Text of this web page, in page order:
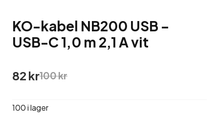
KO-kabel NB200 USB –
USB-C 1,0 m 2,1 A vit
100kr
Det
ursprungliga
var:
82 krDet
nuvarande
är:
100 i lager